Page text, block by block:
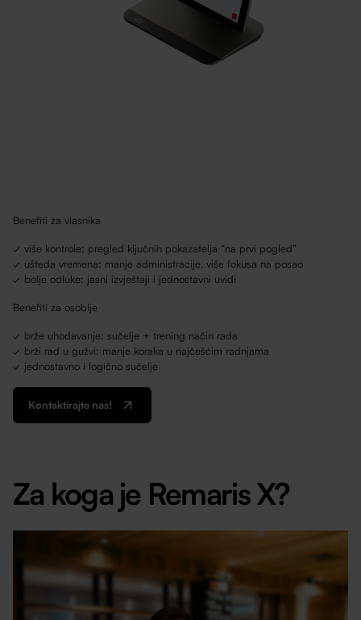
Benefiti za vlasnika
✓ više kontrole: pregled ključnih pokazatelja “na prvi pogled”
✓ ušteda vremena: manje administracije, više fokusa na posao
✓ bolje odluke: jasni izvještaji i jednostavni uvidi
Benefiti za osoblje
✓ brže uhodavanje: sučelje + trening način rada
✓ brži rad u gužvi: manje koraka u najčešćim radnjama
✓ jednostavno i logično sučelje
Kontaktirajte nas!
Za koga je Remaris X?